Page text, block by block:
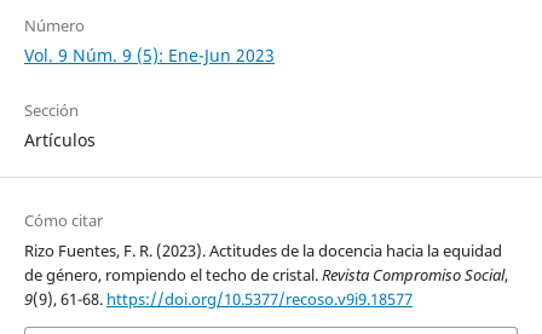
Número
Vol. 9 Núm. 9 (5): Ene-Jun 2023
Sección
Artículos
Cómo citar
Rizo Fuentes, F. R. (2023). Actitudes de la docencia hacia la equidad
de género, rompiendo el techo de cristal.Revista Compromiso Social,
9(9), 61-68. https://doi.org/10.5377/recoso.v9i9.18577